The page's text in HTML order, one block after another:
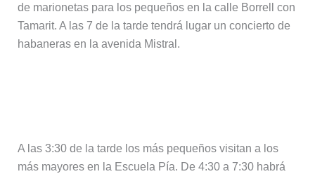
de marionetas para los pequeños en la calle Borrell con
Tamarit. A las 7 de la tarde tendrá lugar un concierto de
habaneras en la avenida Mistral.
A las 3:30 de la tarde los más pequeños visitan a los
más mayores en la Escuela Pía. De 4:30 a 7:30 habrá